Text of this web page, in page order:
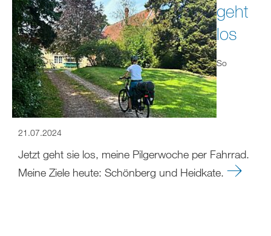
geht
los
So
21.07.2024
Jetzt geht sie los, meine Pilgerwoche per Fahrrad.
Meine Ziele heute: Schönberg und Heidkate.